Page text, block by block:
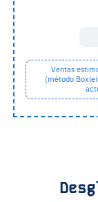
Ventas
(método